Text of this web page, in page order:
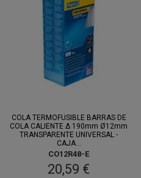
COLA TERMOFUSIBLE BARRAS DE
COLA CALIENTE Δ 190mm Ø12mm
TRANSPARENTE UNIVERSAL ⋅
CAJA...
CO12R48-E
20,59 €